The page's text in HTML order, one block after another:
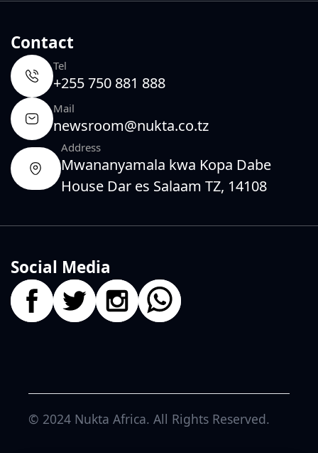
Contact
Tel
+255 750 881 888
Mail
newsroom@nukta.co.tz
Address
Mwananyamala kwa Kopa Dabe
House Dar es Salaam TZ, 14108
Social Media
© 2024 Nukta Africa. All Rights Reserved.